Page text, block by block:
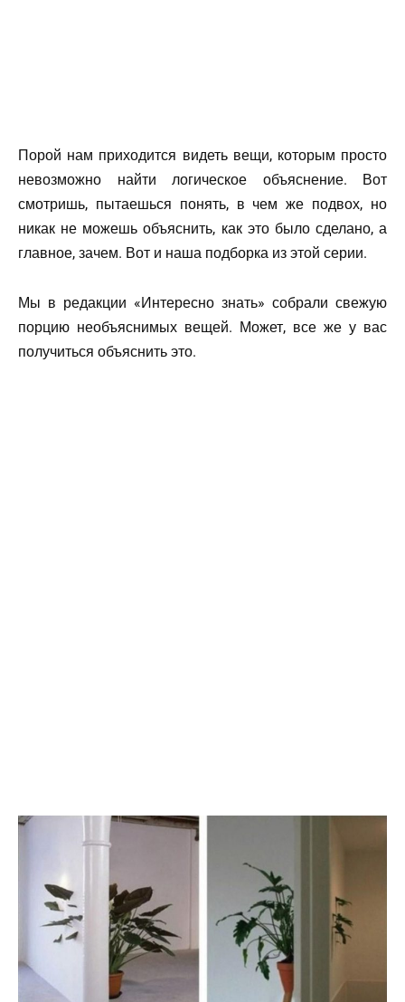
Порой нам приходится видеть вещи, которым просто
невозможно найти логическое объяснение. Вот
смотришь, пытаешься понять, в чем же подвох, но
никак не можешь объяснить, как это было сделано, а
главное, зачем. Вот и наша подборка из этой серии.
Мы в редакции «Интересно знать» собрали свежую
порцию необъяснимых вещей. Может, все же у вас
получиться объяснить это.